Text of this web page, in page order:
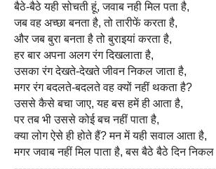
बैठे-बैठे यही सोचती हूं, जवाब नही मिल पता है,
जब वह अच्छा बनता है, तो तारीफें करता है,
और जब बुरा बनता है तो बुराइयां करता है,
हर बार अपना अलग रंग दिखलाता है,
उसका रंग देखते-देखते जीवन निकल जाता है,
मगर रंग बदलते-बदलते वह क्यों नहीं थकता है?
उससे कैसे बचा जाए, यह बस हमें ही आता है,
पर तब भी उससे कोई बच नहीं पाता है,
क्या लोग ऐसे ही होते हैं? मन में यही सवाल आता है,
मगर जवाब नहीं मिल पाता है, बस बैठे बैठे दिन निकल